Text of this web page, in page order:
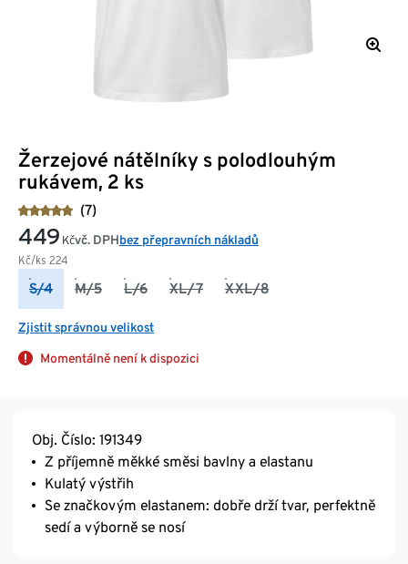
Žerzejové nátělníky s polodlouhým
rukávem, 2 ks
(7)
449 Kč
Kč/ks 224
vč. DPHbez přepravních nákladů
S/4 M/5 L/6 XL/7 XXL/8
Zjistit správnou velikost
Momentálně není k dispozici
Obj. Číslo: 191349
Z příjemně měkké směsi bavlny a elastanu
Kulatý výstřih
Se značkovým elastanem: dobře drží tvar, perfektně
sedí a výborně se nosí